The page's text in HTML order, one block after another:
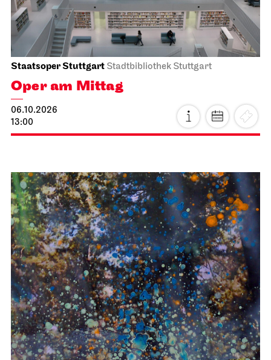
Staatstheater Stuttgart
Meeting point staircase opera
10.10.2026
14:15 - 15:45